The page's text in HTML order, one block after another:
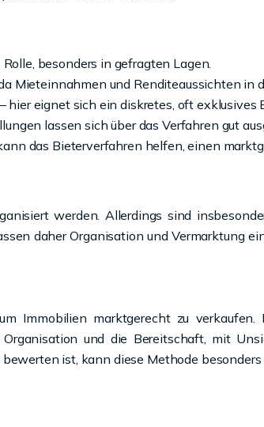
besonders in gefragten Lagen.
Mieteinnahmen und Renditeaussichten in
hier eignet sich ein diskretes, oft exklusives
lassen sich über das Verfahren gut
das Bieterverfahren helfen, einen
werden. Allerdings sind
daher Organisation und Vermarktung
Immobilien marktgerecht zu
und die Bereitschaft, mit
ist, kann diese Methode